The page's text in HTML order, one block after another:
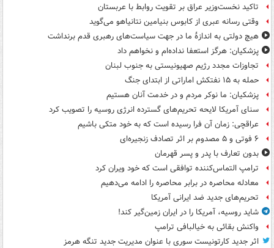
تاکید نخست‌وزیر عراق بر تقویت روابط با عربستان
وقتی رسانه عبری از کابوس بنیامین نتانیاهو می‌گوید
هیچ دولتی به اندازۀ ما در جهت سیاست‌های رهبری قدم برنداشت
پزشکیان: هرگز استعفا نداده‌ام و نخواهم داد
تجاوزات مجدد رژیم صهیونیستی به جنوب لبنان
حمله به ۱۵ نفتکش‌ اماراتی از ابتدای جنگ
پزشکیان: ما نوکر مردم و در خدمت آنان هستیم
سنای آمریکا لایحه تحریم‌های گسترده انرژی روسیه را تصویب کرد
عراقچی: زمان آن فرا رسیده است که به خود متکی باشیم
۶ فوتی و ۵ مصدوم بر اثر تصادف زنجیره‌ای
بدون تعارف با پدر و پسر قهرمان
ترامپ التماس‌کننده توافقی است که خود ویران کرد
معادله محاصره در برابر محاصره را ادامه می‌دهیم
تحریم‌های جدید ضد ایرانی آمریکا
شاید روسیه، آمریکا را در ایران زمین‌گیر کند!
واکنش بقائی به خیالبافی ترامپ
اثر جدید کارتونیست سوری با عنوان مدیریت جدید تنگه هرمز